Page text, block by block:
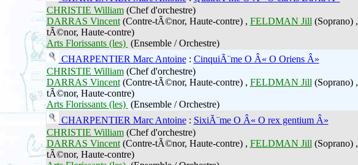
CHRISTIE William(Chef d'orchestre)
DARRAS Vincent(Contre-tÃ©nor, Haute-contre) , FELDMAN Jill(Soprano) ,
tÃ©nor, Haute-contre)
Arts Florissants (les) (Ensemble / Orchestre)
CHARPENTIER Marc Antoine: CinquiÃ¨me O Â« O Oriens Â»
CHRISTIE William(Chef d'orchestre)
DARRAS Vincent(Contre-tÃ©nor, Haute-contre) , FELDMAN Jill(Soprano) ,
tÃ©nor, Haute-contre)
Arts Florissants (les) (Ensemble / Orchestre)
CHARPENTIER Marc Antoine: SixiÃ¨me O Â« O rex gentium Â»
CHRISTIE William(Chef d'orchestre)
DARRAS Vincent(Contre-tÃ©nor, Haute-contre) , FELDMAN Jill(Soprano) ,
tÃ©nor, Haute-contre)